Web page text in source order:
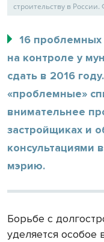
строительству в
16 проблемных
на контроле у
сдать в 2016
«проблемные»
внимательнее
застройщиках и
консультациями
мэрию.
Борьбе с
уделяется